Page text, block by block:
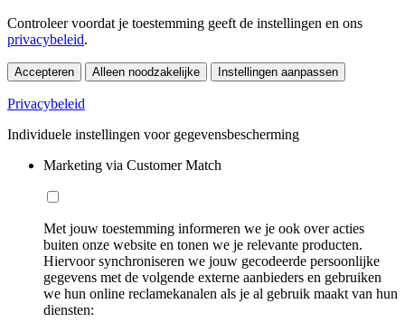
Controleer voordat je toestemming geeft de instellingen en ons
privacybeleid.
Accepteren Alleen noodzakelijke Instellingen aanpassen
Privacybeleid
Individuele instellingen voor gegevensbescherming
Marketing via Customer Match
Met jouw toestemming informeren we je ook over acties
buiten onze website en tonen we je relevante producten.
Hiervoor synchroniseren we jouw gecodeerde persoonlijke
gegevens met de volgende externe aanbieders en gebruiken
we hun online reclamekanalen als je al gebruik maakt van hun
diensten: